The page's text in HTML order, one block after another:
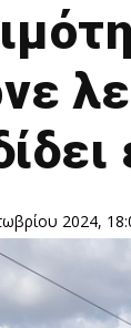
2024,